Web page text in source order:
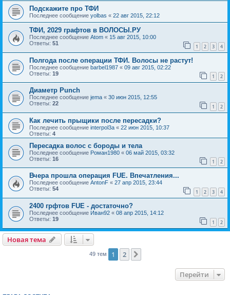
Подскажите про ТФИ
Последнее сообщение yolbas « 22 авг 2015, 22:12
ТФИ, 2029 графтов в ВОЛОСЫ.РУ
Последнее сообщение Atom « 15 авг 2015, 10:00
Ответы: 51 1 2 3 4
Полгода после операции ТФИ. Волосы не растут!
Последнее сообщение barbel1987 « 09 авг 2015, 02:22
Ответы: 19 1 2
Диаметр Punch
Последнее сообщение jema « 30 июн 2015, 12:55
Ответы: 22 1 2
Как лечить прыщики после пересадки?
Последнее сообщение interpol3a « 22 июн 2015, 10:37
Ответы: 4
Пересадка волос с бороды и тела
Последнее сообщение Роман1980 « 06 май 2015, 03:32
Ответы: 16 1 2
Вчера прошла операция FUE. Впечатления...
Последнее сообщение AntonF « 27 апр 2015, 23:44
Ответы: 54 1 2 3 4
2400 грфтов FUE - достаточно?
Последнее сообщение Иван92 « 08 апр 2015, 14:12
Ответы: 19 1 2
Новая тема
49 тем 1 2
Перейти